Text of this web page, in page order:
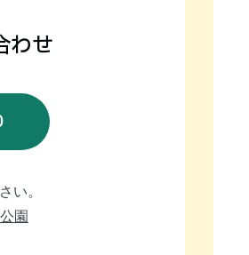
わせ
い。
園